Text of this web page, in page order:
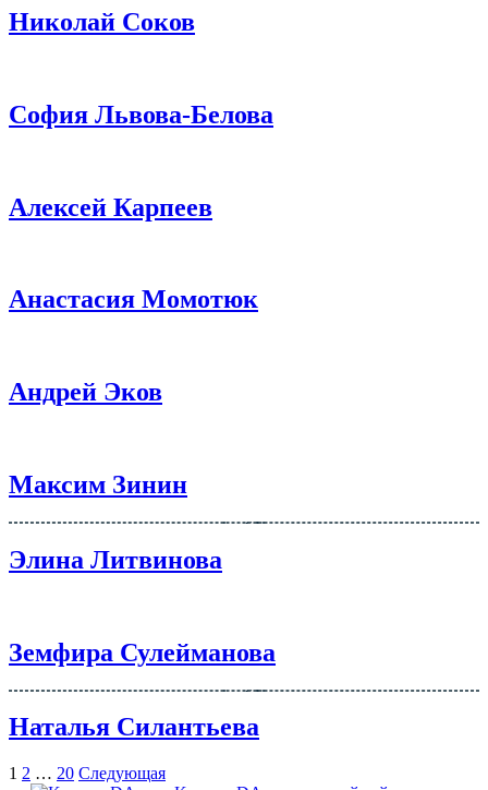
Николай Соков
София Львова-Белова
Алексей Карпеев
Анастасия Момотюк
Андрей Эков
Максим Зинин
Элина Литвинова
Земфира Сулейманова
Наталья Силантьева
Навигация
Страница
1 Страница
2 … Страница
20 СледующаяСтраница